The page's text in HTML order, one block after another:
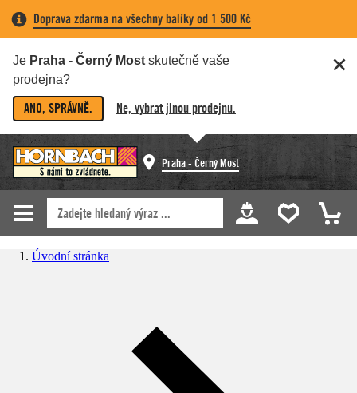
Doprava zdarma na všechny balíky od 1 500 Kč
Je Praha - Černý Most skutečně vaše
prodejna?
ANO, SPRÁVNĚ. Ne, vybrat jinou prodejnu.
Praha - Černý Most
Úvodní stránka